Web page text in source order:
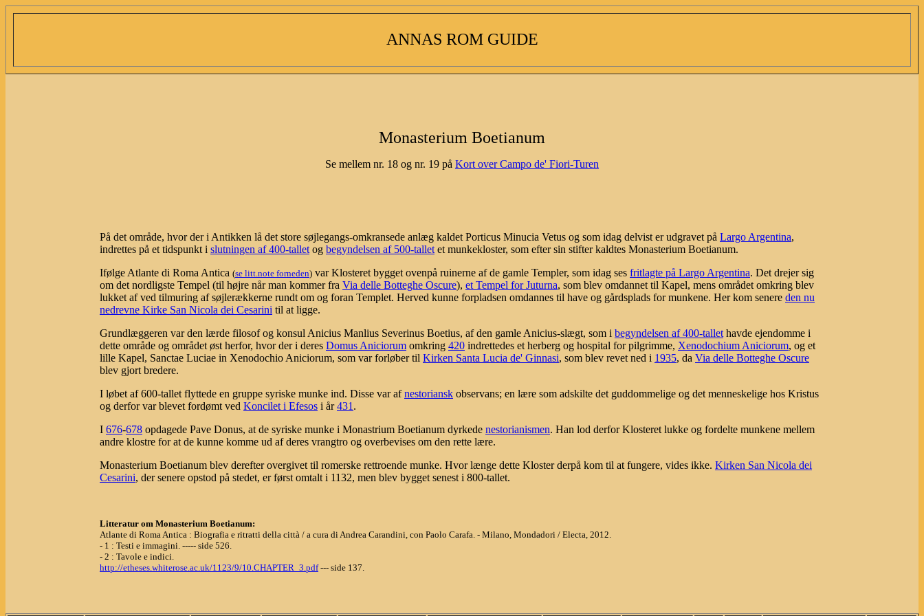
ANNAS ROM GUIDE
Monasterium Boetianum
Se mellem nr. 18 og nr. 19 på Kort over Campo de' Fiori-Turen
På det område, hvor der i Antikken lå det store søjlegangs-omkransede anlæg kaldet Porticus Minucia Vetus og som idag delvist er udgravet på Largo Argentina,
indrettes på et tidspunkt i slutningen af 400-tallet og begyndelsen af 500-tallet et munkekloster, som efter sin stifter kaldtes Monasterium Boetianum.
Ifølge Atlante di Roma Antica (se litt.note forneden) var Klosteret bygget ovenpå ruinerne af de gamle Templer, som idag ses fritlagte på Largo Argentina. Det drejer sig
om det nordligste Tempel (til højre når man kommer fra Via delle Botteghe Oscure), et Tempel for Juturna, som blev omdannet til Kapel, mens området omkring blev
lukket af ved tilmuring af søjlerækkerne rundt om og foran Templet. Herved kunne forpladsen omdannes til have og gårdsplads for munkene. Her kom senere den nu
nedrevne Kirke San Nicola dei Cesarini til at ligge.
Grundlæggeren var den lærde filosof og konsul Anicius Manlius Severinus Boetius, af den gamle Anicius-slægt, som i begyndelsen af 400-tallet havde ejendomme i
dette område og området øst herfor, hvor der i deres Domus Aniciorum omkring 420 indrettedes et herberg og hospital for pilgrimme, Xenodochium Aniciorum, og et
lille Kapel, Sanctae Luciae in Xenodochio Aniciorum, som var forløber til Kirken Santa Lucia de' Ginnasi, som blev revet ned i 1935, da Via delle Botteghe Oscure
blev gjort bredere.
I løbet af 600-tallet flyttede en gruppe syriske munke ind. Disse var afnestoriansk observans; en lære som adskilte det guddommelige og det menneskelige hos Kristus
og derfor var blevet fordømt ved Koncilet i Efesos i år431 .
I 676-678 opdagede Pave Donus, at de syriske munke i Monastrium Boetianum dyrkede nestorianismen. Han lod derfor Klosteret lukke og fordelte munkene mellem
andre klostre for at de kunne komme ud af deres vrangtro og overbevises om den rette lære.
Monasterium Boetianum blev derefter overgivet til romerske rettroende munke. Hvor længe dette Kloster derpå kom til at fungere, vides ikke. Kirken San Nicola dei
Cesarini, der senere opstod på stedet, er først omtalt i 1132, men blev bygget senest i 800-tallet.
Litteratur om Monasterium Boetianum:
Atlante di Roma Antica : Biografia e ritratti della città / a cura di Andrea Carandini, con Paolo Carafa. - Milano, Mondadori / Electa, 2012.
- 1 : Testi e immagini. ----- side 526.
- 2 : Tavole e indici.
http://etheses.whiterose.ac.uk/1123/9/10.CHAPTER_3.pdf--- side 137.